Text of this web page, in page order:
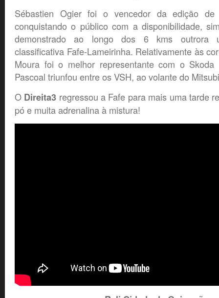
Sébastien Ogier foi o vencedor da edição de
conquistando o público com a disponibilidade,
demonstrado ao longo dos 6 kms outrora
classificativa Fafe-Lameirinha. Relativamente às
Moura foi o melhor representante com o
Pascoal triunfou entre os VSH, ao volante do
O Direita3 regressou a Fafe para mais uma tarde
pó e muita adrenalina à mistura!